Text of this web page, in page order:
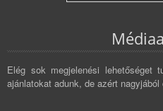
Elég sok megjelenési lehetőséget
ajánlatokat adunk, de azért